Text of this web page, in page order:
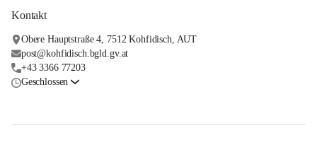
Kontakt
Obere Hauptstraße 4, 7512 Kohfidisch, AUT
post@kohfidisch.bgld.gv.at
+43 3366 77203
Geschlossen